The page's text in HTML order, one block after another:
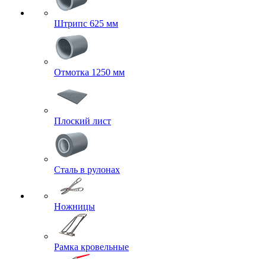
Штрипс 625 мм
Отмотка 1250 мм
Плоский лист
Сталь в рулонах
Ножницы
Рамка кровельные